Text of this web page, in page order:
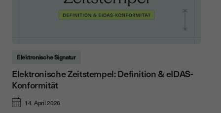
Elektronische Signatur
Elektronische Zeitstempel: Definition & eIDAS-
Konformität
14. April 2026